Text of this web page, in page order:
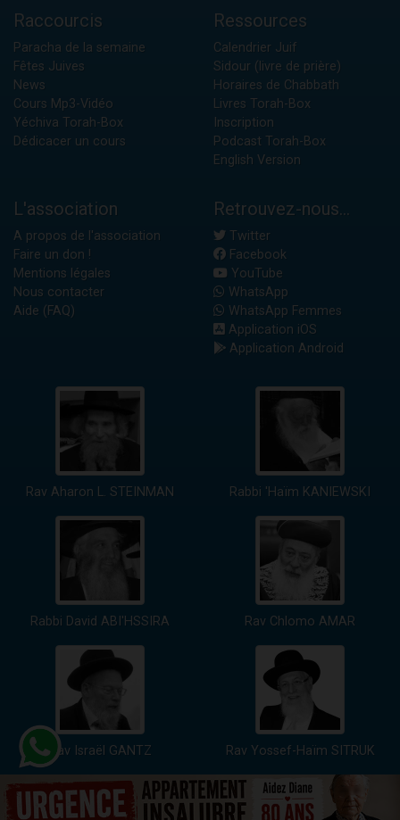
Raccourcis
Paracha de la semaine
Fêtes Juives
News
Cours Mp3-Vidéo
Yéchiva Torah-Box
Dédicacer un cours
Ressources
Calendrier Juif
Sidour (livre de prière)
Horaires de Chabbath
Livres Torah-Box
Inscription
Podcast Torah-Box
English Version
L'association
A propos de l'association
Faire un don !
Mentions légales
Nous contacter
Aide (FAQ)
Retrouvez-nous...
Twitter
Facebook
YouTube
WhatsApp
WhatsApp Femmes
Application iOS
Application Android
Rav Aharon L. STEINMAN Rabbi 'Haïm KANIEWSKI
Rabbi David ABI'HSSIRA Rav Chlomo AMAR
Rav Israël GANTZ Rav Yossef-Haïm SITRUK